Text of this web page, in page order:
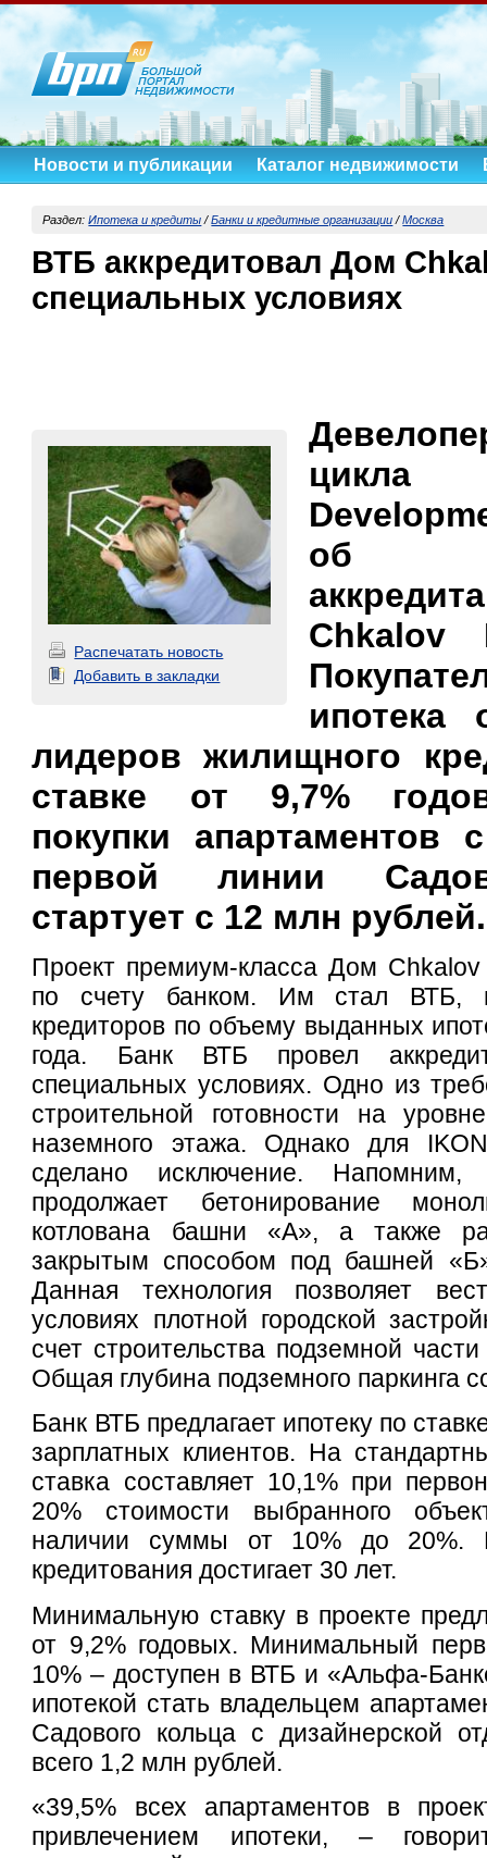
Новости и публикации Каталог недвижимости
Раздел:Ипотека и кредиты /Банки и кредитные организации /Москва
ВТБ аккредитовал Дом
специальных условиях
Распечатать новость
Добавить в закладки
об
Chkalov
ипотека
лидеров жилищного
ставке от 9,7%
покупки апартаментов
первой линии
стартует с 12 млн
Проект премиум-класса Дом
по счету банком. Им стал ВТБ,
кредиторов по объему выданных
года. Банк ВТБ провел
специальных условиях. Одно из
строительной готовности на
наземного этажа. Однако для
сделано исключение. Напомним,
продолжает бетонирование
котлована башни «А», а также
закрытым способом под башней
Данная технология позволяет
условиях плотной городской
счет строительства подземной
Общая глубина подземного паркинга
Банк ВТБ предлагает ипотеку по
зарплатных клиентов. На
ставка составляет 10,1% при
20% стоимости выбранного
наличии суммы от 10% до 20%.
кредитования достигает 30 лет.
Минимальную ставку в проекте
от 9,2% годовых. Минимальный
10% – доступен в ВТБ и «Альфа-
ипотекой стать владельцем
Садового кольца с дизайнерской
всего 1,2 млн рублей.
«39,5% всех апартаментов в
привлечением ипотеки, –